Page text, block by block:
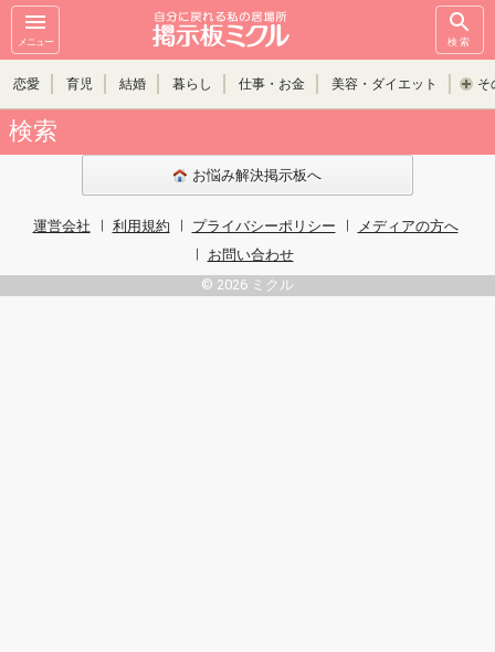
メニュー 検索
恋愛 育児 結婚 暮らし 仕事・お金 美容・ダイエット そ
検索
お悩み解決掲示板へ
運営会社 利用規約 プライバシーポリシー
メディアの方へ
お問い合わせ
© 2026 ミクル